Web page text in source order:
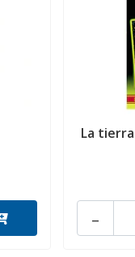
La
-